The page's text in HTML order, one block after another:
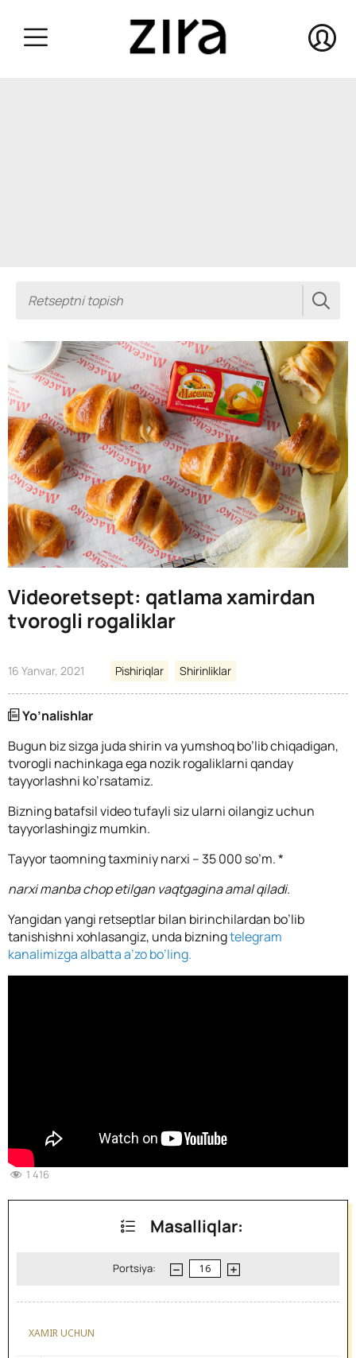
Videoretsept: qatlama xamirdan
tvorogli rogaliklar
16 Yanvar, 2021 Pishiriqlar Shirinliklar
Yo’nalishlar
Bugun biz sizga juda shirin va yumshoq bo’lib chiqadigan,
tvorogli nachinkaga ega nozik rogaliklarni qanday
tayyorlashni ko’rsatamiz.
Bizning batafsil video tufayli siz ularni oilangiz uchun
tayyorlashingiz mumkin.
Tayyor taomning taxminiy narxi – 35 000 so’m. *
narxi manba chop etilgan vaqtgagina amal qiladi.
Yangidan yangi retseptlar bilan birinchilardan bo’lib
tanishishni xohlasangiz, unda bizningtelegram
kanalimizga albatta a’zo bo’ling.
1 416
Masalliqlar:
Portsiya:
XAMIR UCHUN